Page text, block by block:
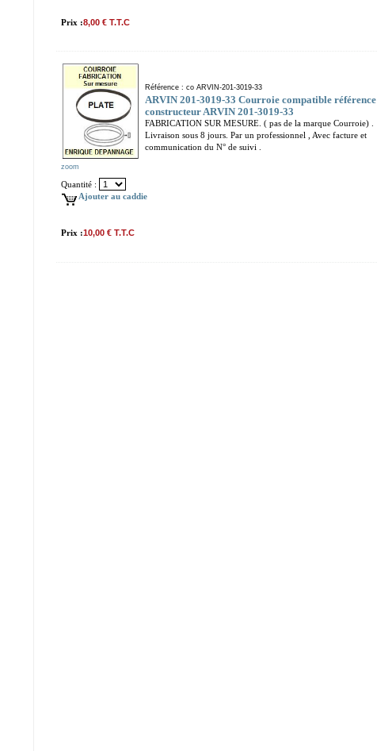
Prix :8,00 € T.T.C
zoom
Référence : co ARVIN-201-3019-33
ARVIN 201-3019-33 Courroie compatible référence
constructeur ARVIN 201-3019-33
FABRICATION SUR MESURE. ( pas de la marque Courroie) .
Livraison sous 8 jours. Par un professionnel , Avec facture et
communication du N° de suivi .
Quantité :
Ajouter au caddie
Prix :10,00 € T.T.C